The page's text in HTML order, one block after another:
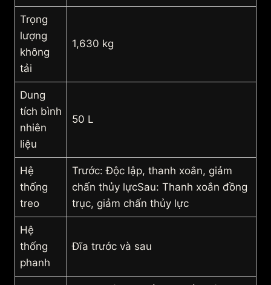
Trọng
lượng
không
tải
1,630 kg
Dung
tích bình
nhiên
liệu
50 L
Hệ
thống
treo
Trước: Độc lập, thanh xoắn, giảm
chấn thủy lựcSau: Thanh xoắn đồng
trục, giảm chấn thủy lực
Hệ
thống
phanh
Đĩa trước và sau